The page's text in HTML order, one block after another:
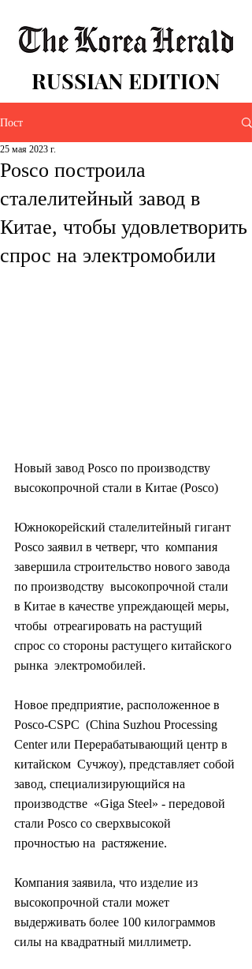
RUSSIAN EDITION
Пост
Posco построила
сталелитейный завод в
Китае, чтобы удовлетворить
спрос на электромобили
25 мая 2023 г.
Новый завод Posco по производству
высокопрочной стали в Китае (Posco)
Южнокорейский сталелитейный гигант
Posco заявил в четверг, что  компания
завершила строительство нового завода
по производству  высокопрочной стали
в Китае в качестве упреждающей меры,
чтобы  отреагировать на растущий
спрос со стороны растущего китайского
рынка  электромобилей.
Новое предприятие, расположенное в
Posco-CSPC  (China Suzhou Processing
Center или Перерабатывающий центр в
китайском  Сучжоу), представляет собой
завод, специализирующийся на
производстве  «Giga Steel» - передовой
стали Posco со сверхвысокой
прочностью на  растяжение.
Компания заявила, что изделие из
высокопрочной стали может
выдерживать более 100 килограммов
силы на квадратный миллиметр.